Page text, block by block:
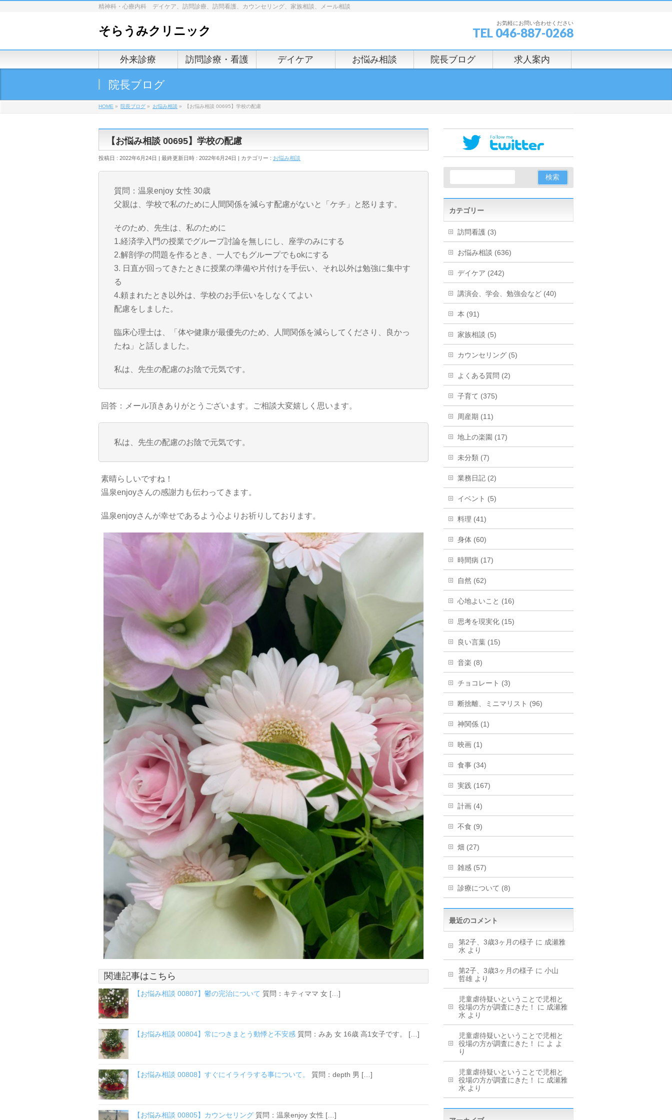
精神科・心療内科 デイケア、訪問診療、訪問看護、カウンセリング、家族相談、メール相談
そらうみクリニック
お気軽にお問い合わせください
TEL 046-887-0268
外来診療 訪問診療・看護 デイケア お悩み相談 院長ブログ 求人案内
院長ブログ
HOME » 院長ブログ » お悩み相談 » 【お悩み相談 00695】学校の配慮
【お悩み相談 00695】学校の配慮
投稿日 : 2022年6月24日 最終更新日時 : 2022年6月24日 カテゴリー : お悩み相談
質問：温泉enjoy 女性 30歳
父親は、学校で私のために人間関係を減らす配慮がないと「ケチ」と怒ります。
そのため、先生は、私のために
1.経済学入門の授業でグループ討論を無しにし、座学のみにする
2.解剖学の問題を作るとき、一人でもグループでもokにする
3. 日直が回ってきたときに授業の準備や片付けを手伝い、それ以外は勉強に集中す
る
4.頼まれたとき以外は、学校のお手伝いをしなくてよい
配慮をしました。
臨床心理士は、「体や健康が最優先のため、人間関係を減らしてくださり、良かっ
たね」と話しました。
私は、先生の配慮のお陰で元気です。
回答：メール頂きありがとうございます。ご相談大変嬉しく思います。
私は、先生の配慮のお陰で元気です。
素晴らしいですね！
温泉enjoyさんの感謝力も伝わってきます。
温泉enjoyさんが幸せであるよう心よりお祈りしております。
関連記事はこちら
【お悩み相談 00807】鬱の完治について 質問：キティママ 女 […]
【お悩み相談 00804】常につきまとう動悸と不安感 質問：みあ 女 16歳 高1女子です。 […]
【お悩み相談 00808】すぐにイライラする事について。 質問：depth 男 […]
【お悩み相談 00805】カウンセリング 質問：温泉enjoy 女性 […]
カテゴリー
訪問看護 (3)
お悩み相談 (636)
デイケア (242)
講演会、学会、勉強会など (40)
本 (91)
家族相談 (5)
カウンセリング (5)
よくある質問 (2)
子育て (375)
周産期 (11)
地上の楽園 (17)
未分類 (7)
業務日記 (2)
イベント (5)
料理 (41)
身体 (60)
時間病 (17)
自然 (62)
心地よいこと (16)
思考を現実化 (15)
良い言葉 (15)
音楽 (8)
チョコレート (3)
断捨離、ミニマリスト (96)
神関係 (1)
映画 (1)
食事 (34)
実践 (167)
計画 (4)
不食 (9)
畑 (27)
雑感 (57)
診療について (8)
最近のコメント
第2子、3歳3ヶ月の様子 に 成瀬雅
水 より
第2子、3歳3ヶ月の様子 に 小山
哲雄 より
児童虐待疑いということで児相と
役場の方が調査にきた！
に 成瀬雅
水 より
児童虐待疑いということで児相と
役場の方が調査にきた！
に よ よ
り
児童虐待疑いということで児相と
役場の方が調査にきた！
に 成瀬雅
水 より